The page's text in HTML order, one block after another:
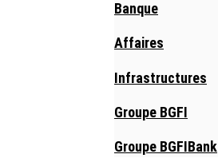
Banque
Affaires
Infrastructures
Groupe BGFI
Groupe BGFIBank